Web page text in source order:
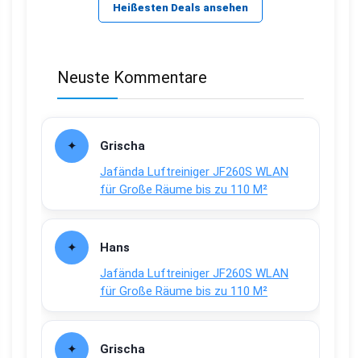
Heißesten Deals ansehen
Neuste Kommentare
Grischa
Jafända Luftreiniger JF260S WLAN
für Große Räume bis zu 110 M²
Hans
Jafända Luftreiniger JF260S WLAN
für Große Räume bis zu 110 M²
Grischa